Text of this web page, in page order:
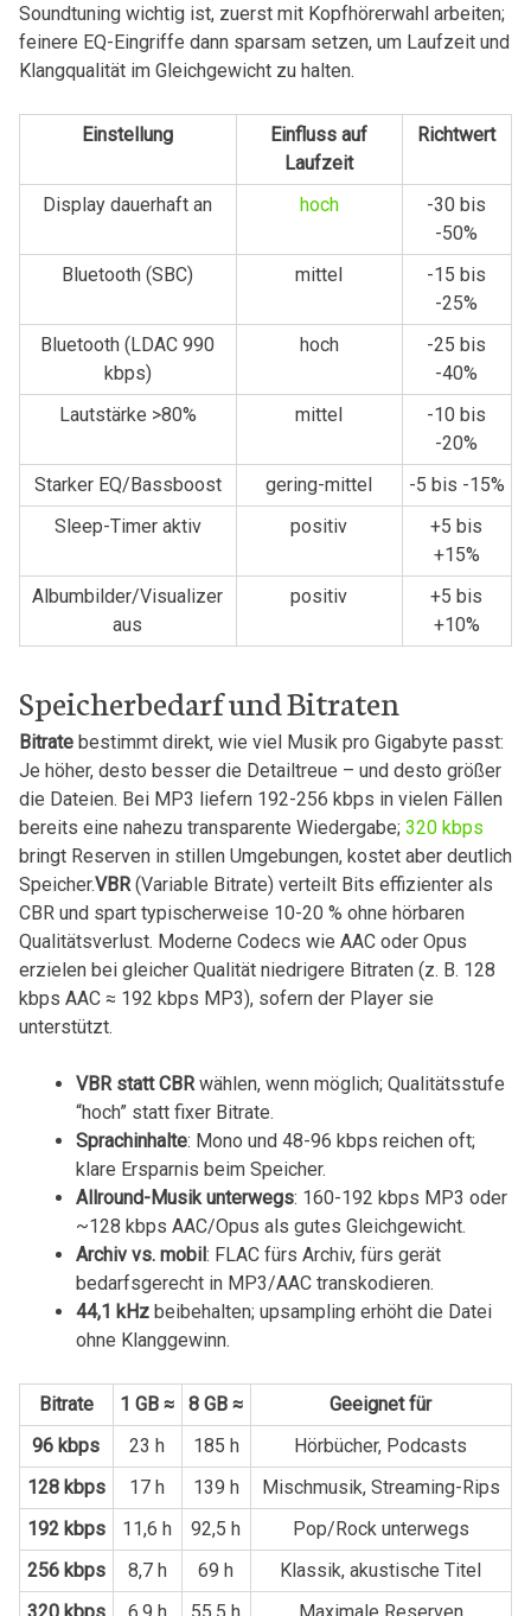
Soundtuning wichtig ist, zuerst mit Kopfhörerwahl arbeiten;
feinere EQ-Eingriffe dann sparsam setzen, um Laufzeit und
Klangqualität ⁤im Gleichgewicht ⁣zu halten.
Einstellung
Einfluss‌ auf
Laufzeit
Richtwert
Display dauerhaft an hoch
-30 bis
-50%
Bluetooth (SBC)
mittel
-15 bis
-25%
Bluetooth (LDAC 990
kbps)
hoch
-25 bis
-40%
Lautstärke >80%
mittel
-10 bis
-20%
Starker EQ/Bassboost
gering-mittel
-5 bis -15%
Sleep-Timer aktiv
positiv
+5 bis
+15%
Albumbilder/Visualizer
aus
positiv
+5 bis​
+10%
Speicherbedarf und Bitraten
Bitratebestimmt direkt,​ wie viel Musik pro Gigabyte passt:
Je höher, desto besser die Detailtreue – und‌ desto größer
die Dateien. Bei MP3 liefern 192-256 kbps in vielen Fällen
bereits eine nahezu transparente Wiedergabe; ‍ 320 kbps
bringt Reserven in stillen Umgebungen, kostet aber deutlich
Speicher.VBR‌(Variable Bitrate) verteilt​ Bits effizienter als
CBR und spart typischerweise 10-20 % ohne hörbaren
Qualitätsverlust. Moderne Codecs wie AAC oder Opus
erzielen bei gleicher Qualität niedrigere ⁤Bitraten (z. B. 128
kbps AAC ≈ 192 kbps MP3), sofern der Player sie
unterstützt.
VBR statt CBRwählen, wenn möglich; Qualitätsstufe
“hoch” statt fixer Bitrate.
Sprachinhalte: Mono ‍und 48-96 kbps ⁢reichen oft;
klare Ersparnis beim Speicher.
Allround-Musik unterwegs: 160-192 ⁣kbps MP3 oder
⁢~128 kbps AAC/Opus als gutes Gleichgewicht.
Archiv vs. mobil: FLAC​ fürs⁢ Archiv, fürs gerät
bedarfsgerecht in MP3/AAC transkodieren.
44,1 kHzbeibehalten; upsampling erhöht die Datei
ohne Klanggewinn.
Bitrate 1 GB ≈ 8 GB ≈
Geeignet für
96 kbps
23 h 185 h
Hörbücher, Podcasts
128 kbps
17 h 139 h
Mischmusik, Streaming-Rips
192 kbps
11,6 h 92,5 h
Pop/Rock unterwegs
256 kbps
8,7 h 69 h
Klassik, akustische Titel